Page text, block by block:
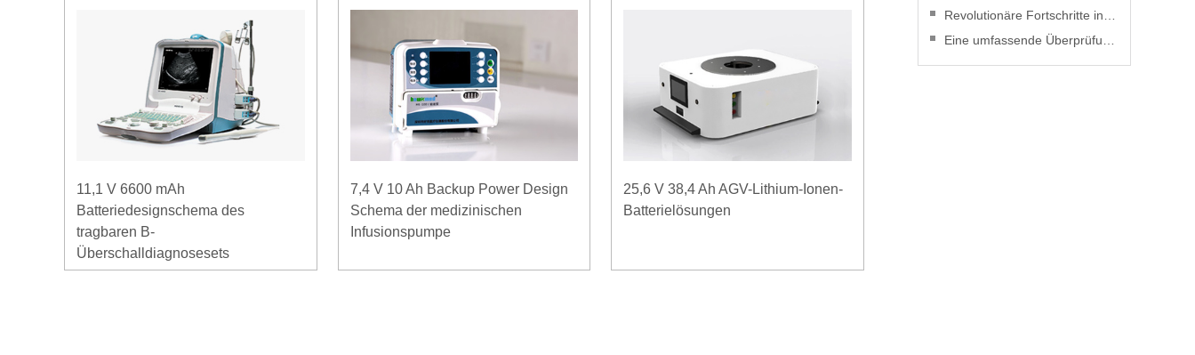
11,1 V 6600 mAh
Batteriedesignschema des
tragbaren B-
Überschalldiagnosesets
7,4 V 10 Ah Backup Power Design
Schema der medizinischen
Infusionspumpe
25,6 V 38,4 Ah AGV-Lithium-Ionen-
Batterielösungen
müssen
bei Lithiumbatterien: Ein
praktischer Leitfaden
Revolutionäre Fortschritte in
der Lithiumbatterietechnologie
Eine umfassende Überprüfung
des Risikomanagements bei